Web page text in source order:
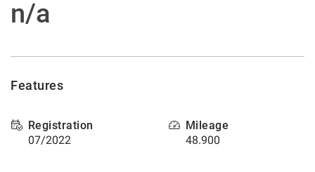
NEWS
n/a
Features
Registration
07/2022
Mileage
48.900
the
activities
below.
obtain
on
the